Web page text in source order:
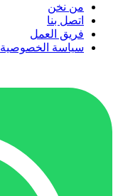
من نخن
اتصل بنا
فريق العمل
سياسة الخصوصية